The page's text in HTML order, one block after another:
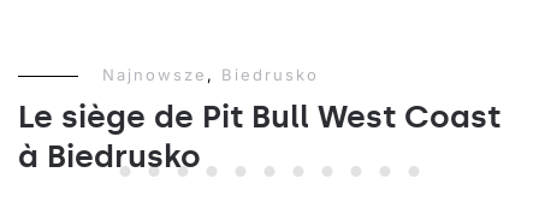
Najnowsze , Biedrusko
Le siège de Pit Bull West Coast
à Biedrusko